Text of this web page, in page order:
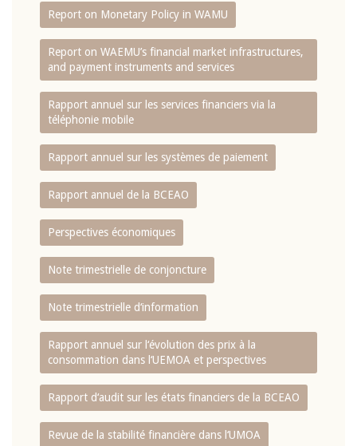
Report on Monetary Policy in WAMU
Report on WAEMU’s financial market infrastructures,
and payment instruments and services
Rapport annuel sur les services financiers via la
téléphonie mobile
Rapport annuel sur les systèmes de paiement
Rapport annuel de la BCEAO
Perspectives économiques
Note trimestrielle de conjoncture
Note trimestrielle d‘information
Rapport annuel sur l‘évolution des prix à la
consommation dans l‘UEMOA et perspectives
Rapport d‘audit sur les états financiers de la BCEAO
Revue de la stabilité financière dans l‘UMOA